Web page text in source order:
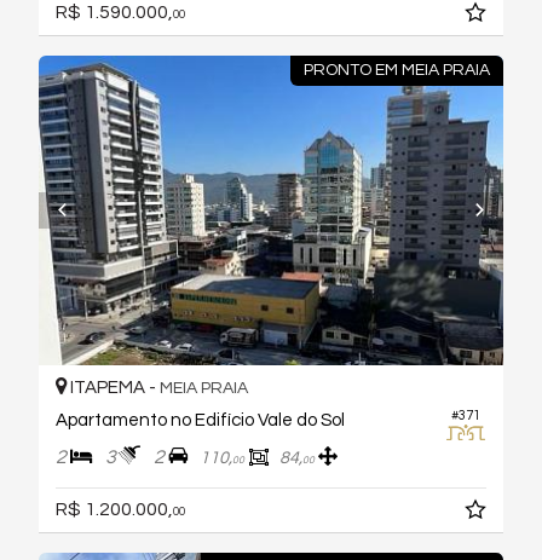
R$ 1.590.000, 00
PRONTO EM MEIA PRAIA
#371
ITAPEMA - MEIA PRAIA
Apartamento no Edifício Vale do Sol
2 3 2 110,00 84,00
R$ 1.200.000,00